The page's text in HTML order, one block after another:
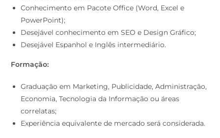
Conhecimento em Pacote Office (Word, Excel e
PowerPoint);
Desejável conhecimento em SEO e Design Gráfico;
Desejável Espanhol e Inglês intermediário.
Formação:
Graduação em Marketing, Publicidade, Administração,
Economia, Tecnologia da Informação ou áreas
correlatas;
Experiência equivalente de mercado será considerada.